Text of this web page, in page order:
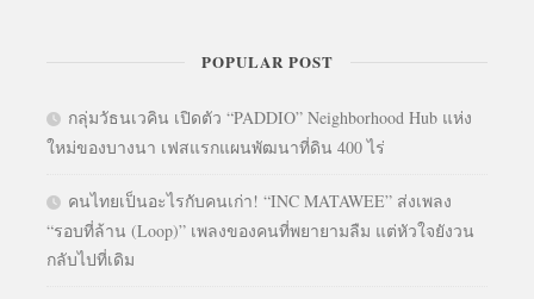
POPULAR POST
กลุ่มวัธนเวคิน เปิดตัว “PADDIO” Neighborhood Hub แห่ง
ใหม่ของบางนา เฟสแรกแผนพัฒนาที่ดิน 400 ไร่
คนไทยเป็นอะไรกับคนเก่า! “INC MATAWEE” ส่งเพลง
“รอบที่ล้าน (Loop)” เพลงของคนที่พยายามลืม แต่หัวใจยังวน
กลับไปที่เดิม